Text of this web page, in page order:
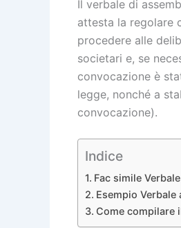
Il verbale di
attesta la regolare
procedere alle
societari e, se
convocazione è
legge, nonché a
convocazione).
Indice
Fac simile
Esempio Verbale
Come compilare